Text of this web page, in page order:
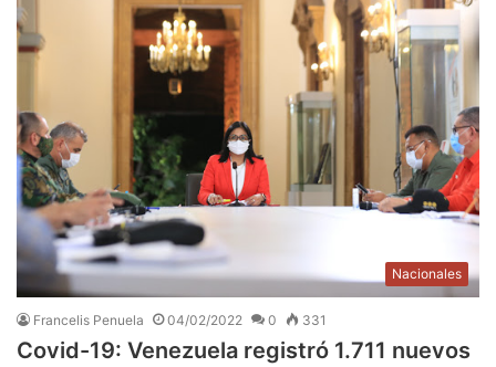
Nacionales
Francelis Penuela 04/02/2022 0 331
Covid-19: Venezuela registró 1.711 nuevos